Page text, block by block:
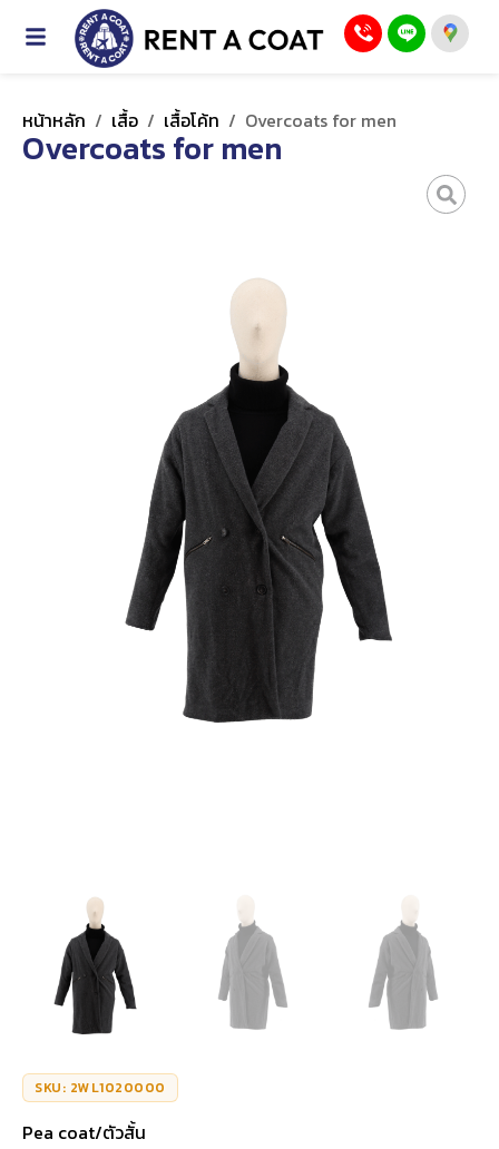
หน้าหลัก / เสื้อ / เสื้อโค้ท / Overcoats for men
Overcoats for men
SKU: 2WL1020000
Pea coat/ตัวสั้น